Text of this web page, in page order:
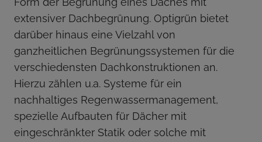
extensiver Dachbegrünung. Optigrün bietet
darüber hinaus eine Vielzahl von
ganzheitlichen Begrünungssystemen für die
verschiedensten Dachkonstruktionen an.
Hierzu zählen u.a. Systeme für ein
nachhaltiges Regenwassermanagement,
spezielle Aufbauten für Dächer mit
eingeschränkter Statik oder solche mit